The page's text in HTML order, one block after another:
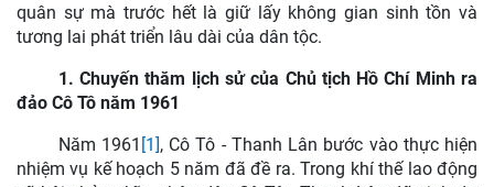
quân sự mà trước hết là giữ lấy không gian sinh tồn và
tương lai phát triển lâu dài của dân tộc.
1. Chuyến thăm lịch sử của Chủ tịch Hồ Chí Minh ra
đảo Cô Tô năm 1961
Năm 1961 [1], Cô Tô - Thanh Lân bước vào thực hiện
nhiệm vụ kế hoạch 5 năm đã đề ra. Trong khí thế lao động